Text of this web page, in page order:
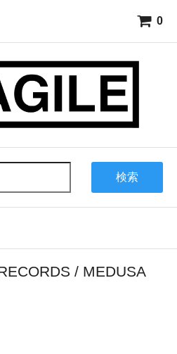
0
検索
/ MEDUSA